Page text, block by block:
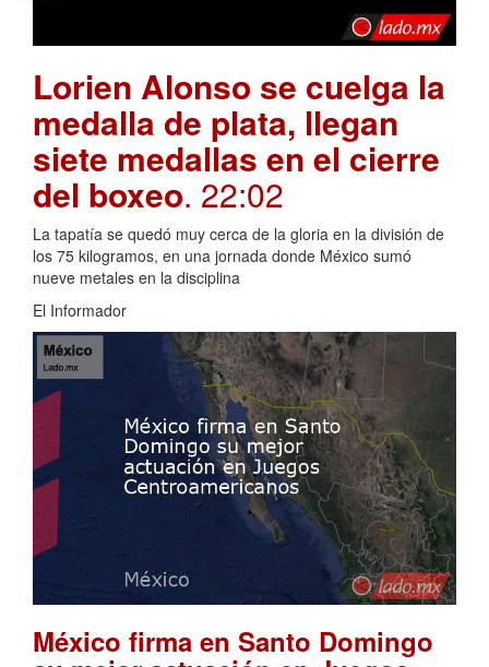
Lorien Alonso se cuelga la
medalla de plata, llegan
siete medallas en el cierre
del boxeo. 22:02
La tapatía se quedó muy cerca de la gloria en la división de
los 75 kilogramos, en una jornada donde México sumó
nueve metales en la disciplina
El Informador
México firma en Santo Domingo